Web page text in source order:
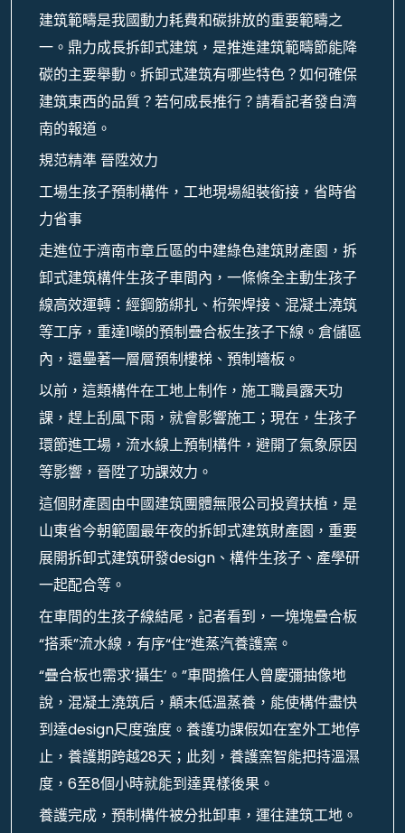
建筑範疇是我國動力耗費和碳排放的重要範疇之
一。鼎力成長拆卸式建筑，是推進建筑範疇節能降
碳的主要舉動。拆卸式建筑有哪些特色？如何確保
建筑東西的品質？若何成長推行？請看記者發自濟
南的報道。
規范精準 晉陞效力
工場生孩子預制構件，工地現場組裝銜接，省時省
力省事
走進位于濟南市章丘區的中建綠色建筑財產園，拆
卸式建筑構件生孩子車間內，一條條全主動生孩子
線高效運轉：經鋼筋綁扎、桁架焊接、混凝土澆筑
等工序，重達1噸的預制疊合板生孩子下線。倉儲區
內，還壘著一層層預制樓梯、預制墻板。
以前，這類構件在工地上制作，施工職員露天功
課，趕上刮風下雨，就會影響施工；現在，生孩子
環節進工場，流水線上預制構件，避開了氣象原因
等影響，晉陞了功課效力。
這個財產園由中國建筑團體無限公司投資扶植，是
山東省今朝範圍最年夜的拆卸式建筑財產園，重要
展開拆卸式建筑研發design、構件生孩子、產學研
一起配合等。
在車間的生孩子線結尾，記者看到，一塊塊疊合板
“搭乘”流水線，有序“住”進蒸汽養護窯。
“疊合板也需求‘攝生’。”車間擔任人曾慶彌抽像地
說，混凝土澆筑后，顛末低溫蒸養，能使構件盡快
到達design尺度強度。養護功課假如在室外工地停
止，養護期跨越28天；此刻，養護窯智能把持溫濕
度，6至8個小時就能到達異樣後果。
養護完成，預制構件被分批卸車，運往建筑工地。